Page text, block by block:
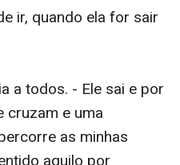
ir, quando ela for sair
a todos. - Ele sai e por
cruzam e uma
as minhas
aquilo por